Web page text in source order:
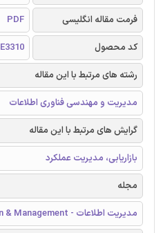
فرمت مقاله انگلیسی
PDF
کد محصول
E3310
رشته های مرتبط با این مقاله
مدیریت و مهندسی فناوری اطلاعات
گرایش های مرتبط با این مقاله
بازاریابی، مدیریت عملکرد
مجله
مدیریت اطلاعات - Information & Management